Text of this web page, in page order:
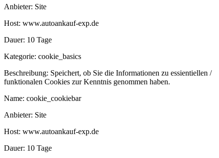
Anbieter: Site
Host: www.autoankauf-exp.de
Dauer: 10 Tage
Kategorie: cookie_basics
Beschreibung: Speichert, ob Sie die Informationen zu essientiellen /
funktionalen Cookies zur Kenntnis genommen haben.
Name: cookie_cookiebar
Anbieter: Site
Host: www.autoankauf-exp.de
Dauer: 10 Tage